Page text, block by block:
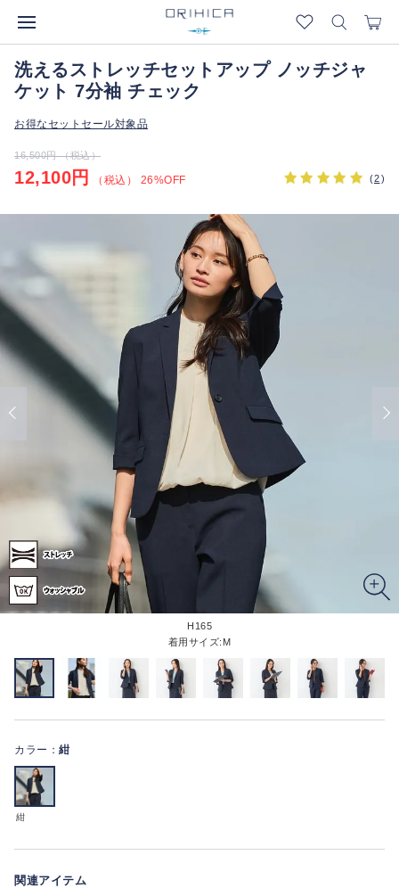
洗えるストレッチセットアップ ノッチジャ
ケット 7分袖 チェック
お得なセットセール対象品
16,500円 （税込）
12,100円 （税込） 26%OFF (2)
H165
着用サイズ:M
カラー： 紺
紺
関連アイテム